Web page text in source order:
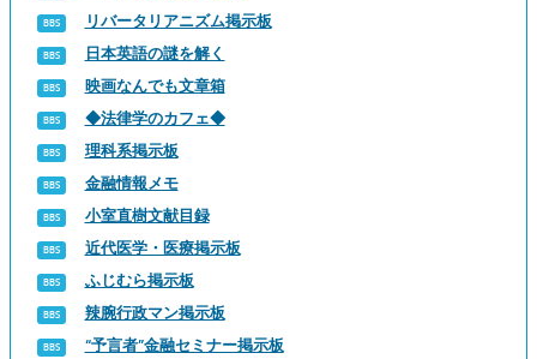
リバータリアニズム掲示板
日本英語の謎を解く
映画なんでも文章箱
◆法律学のカフェ◆
理科系掲示板
金融情報メモ
小室直樹文献目録
近代医学・医療掲示板
ふじむら掲示板
辣腕行政マン掲示板
“予言者”金融セミナー掲示板